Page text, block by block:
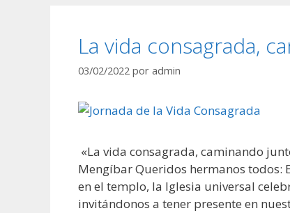
La vida consagrada,
03/02/2022 por admin
«La vida consagrada, caminando
Mengíbar Queridos hermanos todos:
en el templo, la Iglesia universal
invitándonos a tener presente en